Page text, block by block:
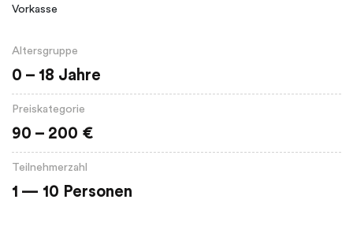
Vorkasse
Altersgruppe
0 – 18 Jahre
Preiskategorie
90 – 200 €
Teilnehmerzahl
1 — 10 Personen